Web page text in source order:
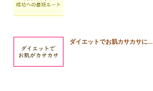
ダイエットでお肌カサカサに…